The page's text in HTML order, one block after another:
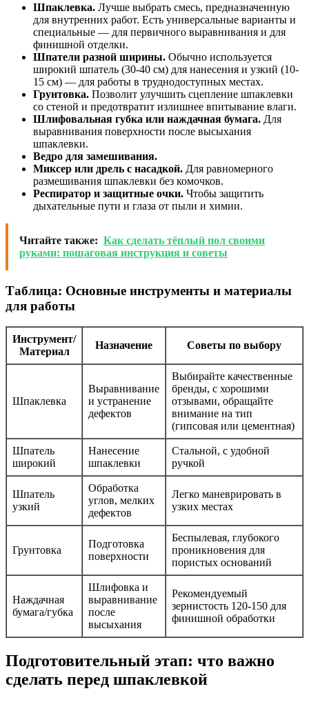
Шпаклевка. Лучше выбрать смесь, предназначенную
для внутренних работ. Есть универсальные варианты и
специальные — для первичного выравнивания и для
финишной отделки.
Шпатели разной ширины. Обычно используется
широкий шпатель (30-40 см) для нанесения и узкий (10-
15 см) — для работы в труднодоступных местах.
Грунтовка. Позволит улучшить сцепление шпаклевки
со стеной и предотвратит излишнее впитывание влаги.
Шлифовальная губка или наждачная бумага. Для
выравнивания поверхности после высыхания
шпаклевки.
Ведро для замешивания.
Миксер или дрель с насадкой. Для равномерного
размешивания шпаклевки без комочков.
Респиратор и защитные очки. Чтобы защитить
дыхательные пути и глаза от пыли и химии.
Читайте также: Как сделать тёплый пол своими
руками: пошаговая инструкция и советы
Таблица: Основные инструменты и материалы
для работы
Инструмент/
Материал
Назначение Советы по выбору
Шпаклевка
Выравнивание
и устранение
дефектов
Выбирайте качественные
бренды, с хорошими
отзывами, обращайте
внимание на тип
(гипсовая или цементная)
Шпатель
широкий
Нанесение
шпаклевки
Стальной, с удобной
ручкой
Шпатель
узкий
Обработка
углов, мелких
дефектов
Легко маневрировать в
узких местах
Грунтовка
Подготовка
поверхности
Беспылевая, глубокого
проникновения для
пористых оснований
Наждачная
бумага/губка
Шлифовка и
выравнивание
после
высыхания
Рекомендуемый
зернистость 120-150 для
финишной обработки
Подготовительный этап: что важно
сделать перед шпаклевкой